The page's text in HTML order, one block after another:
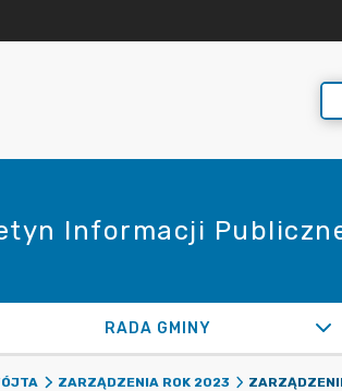
Informacji
RADA GMINY
ZARZĄDZENIA ROK 2023